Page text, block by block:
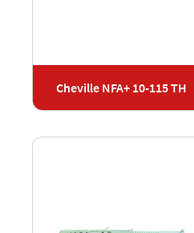
Cheville NFA+ 10-115 TH